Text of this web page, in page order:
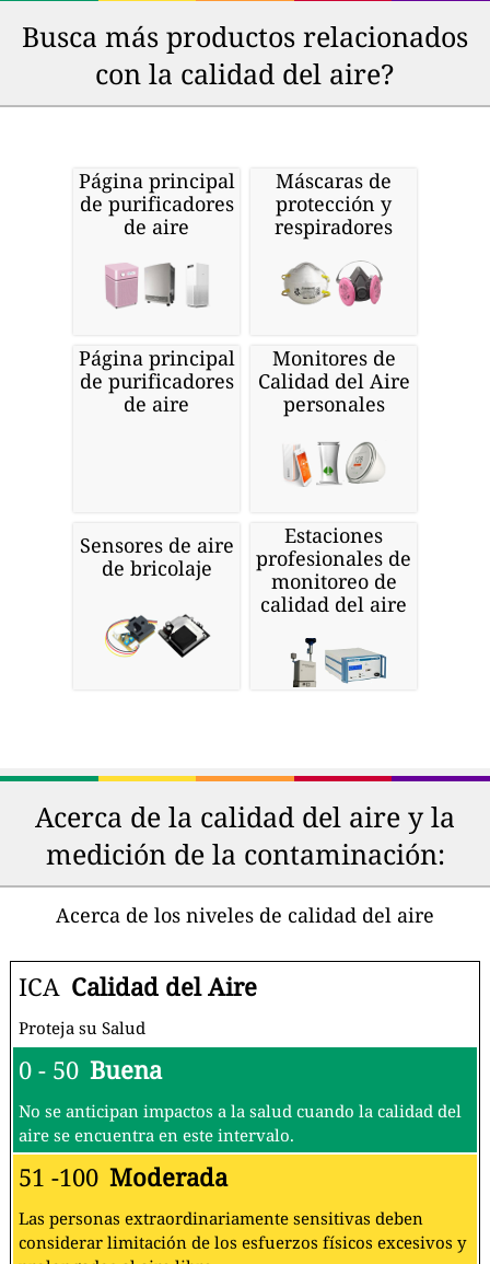
Busca más productos relacionados
con la calidad del aire?
Página principal
de purificadores
de aire
Máscaras de
protección y
respiradores
Página principal
de purificadores
de aire
Monitores de
Calidad del Aire
personales
Sensores de aire
de bricolaje
Estaciones
profesionales de
monitoreo de
calidad del aire
Acerca de la calidad del aire y la
medición de la contaminación:
Acerca de los niveles de calidad del aire
ICA Calidad del Aire
Proteja su Salud
0 - 50 Buena
No se anticipan impactos a la salud cuando la calidad del
aire se encuentra en este intervalo.
51 -100 Moderada
Las personas extraordinariamente sensitivas deben
considerar limitación de los esfuerzos físicos excesivos y